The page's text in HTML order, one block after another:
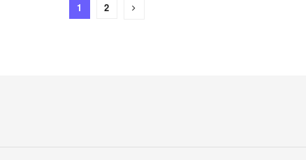
1 2